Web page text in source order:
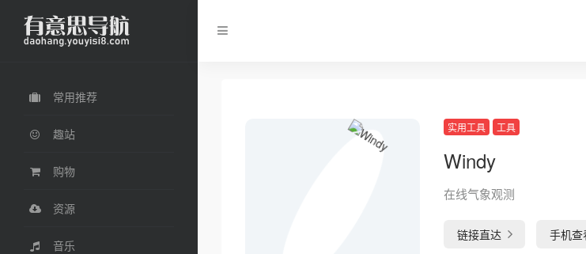
常用推荐
趣站
购物
资源
音乐
实用工具 工具
Windy
在线气象观测
链接直达 手机查